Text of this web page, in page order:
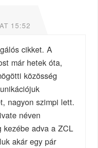
15:52
cikket. A
már hetek óta,
közösség
nagyon szimpi lett.
néven
kezébe adva a ZCL
akár egy pár